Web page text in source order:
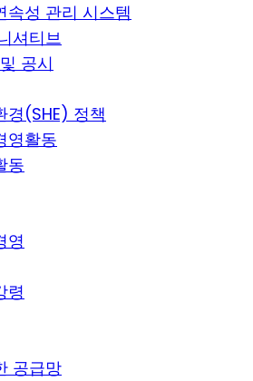
속성 관리 시스템
셔티브
공시
경(SHE) 정책
영활동
동
영
령
공급망